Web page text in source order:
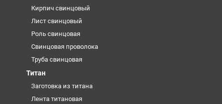
Кирпич свинцовый
Лист свинцовый
Роль свинцовая
Свинцовая проволока
Труба свинцовая
Титан
Заготовка из титана
Лента титановая